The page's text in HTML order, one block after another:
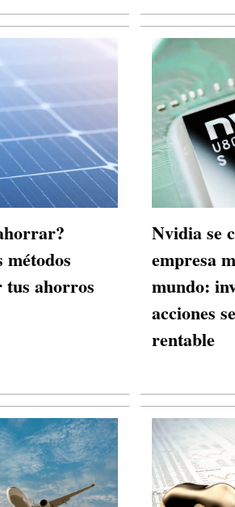
métodos
ahorros
Nvidia se
empresa
mundo:
acciones
rentable